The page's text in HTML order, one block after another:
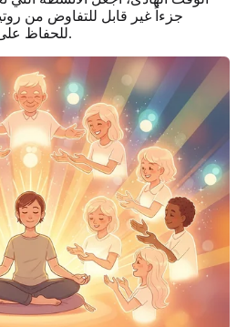
جزءاً غير قابل للتفاوض من
للحفاظ على حدودك على المدى الطويل.